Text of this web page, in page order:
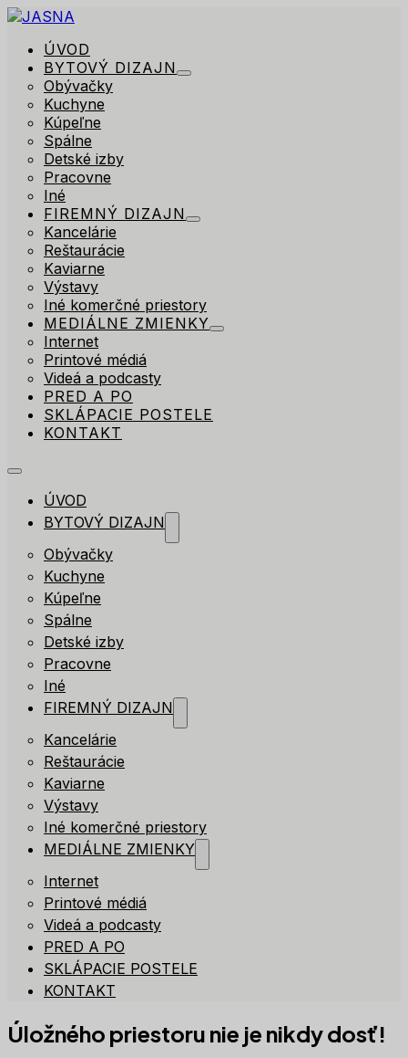
ÚVOD
BYTOVÝ DIZAJN
Obývačky
Kuchyne
Kúpeľne
Spálne
Detské izby
Pracovne
Iné
FIREMNÝ DIZAJN
Kancelárie
Reštaurácie
Kaviarne
Výstavy
Iné komerčné priestory
MEDIÁLNE ZMIENKY
Internet
Printové médiá
Videá a podcasty
PRED A PO
SKLÁPACIE POSTELE
KONTAKT
ÚVOD
BYTOVÝ DIZAJN
Obývačky
Kuchyne
Kúpeľne
Spálne
Detské izby
Pracovne
Iné
FIREMNÝ DIZAJN
Kancelárie
Reštaurácie
Kaviarne
Výstavy
Iné komerčné priestory
MEDIÁLNE ZMIENKY
Internet
Printové médiá
Videá a podcasty
PRED A PO
SKLÁPACIE POSTELE
KONTAKT
Úložného priestoru nie je nikdy dosť!